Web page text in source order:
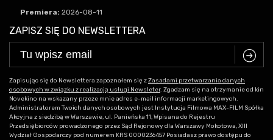
Premiera: 2026-08-11
ZAPISZ SIĘ DO NEWSLETTERA
C
Zapisując się do Newslettera zapoznałem się zZasadami przetwarzania danych
osobowych w związku z realizacją usługi Newsleter. Zgadzam się na otrzymanie od kin
Novekino na wskazany przeze mnie adres e-mail informacji marketingowych.
Administratorem Twoich danych osobowych jest Instytucja Filmowa MAX-FILM Spółka
Akcyjna z siedzibą w Warszawie, ul. Panieńska 11, Wpisana do Rejestru
Przedsiębiorców prowadzonego przez Sąd Rejonowy dla Warszawy Mokotowa, XIII
Wydział Gospodarczy pod numerem KRS 0000236457 Posiadasz prawo dostępu do